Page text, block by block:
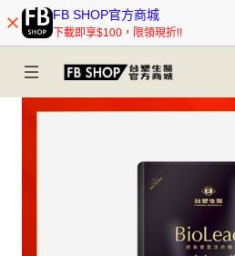
FB SHOP官方商城
下載即享$100，限領現折!!